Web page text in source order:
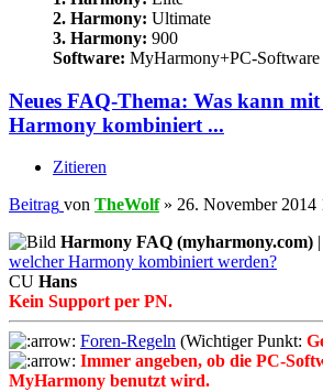
2. Harmony: Ultimate
3. Harmony: 900
Software: MyHarmony+PC-Software
Neues FAQ-Thema: Was kann
Harmony kombiniert ...
Zitieren
Beitrag von TheWolf» 26. November 2014
Harmony FAQ (myharmony.com) |
welcher Harmony kombiniert werden?
CU Hans
Kein Support per PN.
Foren-Regeln (Wichtiger Punkt:
Immer angeben, ob die PC-
MyHarmony benutzt wird.